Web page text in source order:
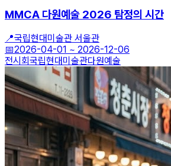
MMCA 다원예술 2026 탐정의 시간
📍국립현대미술관 서울관
📅2026-04-01 ~ 2026-12-06
전시회국립현대미술관다원예술